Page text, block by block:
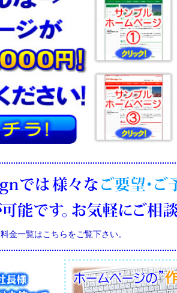
料金一覧はこちらをご覧下さい。